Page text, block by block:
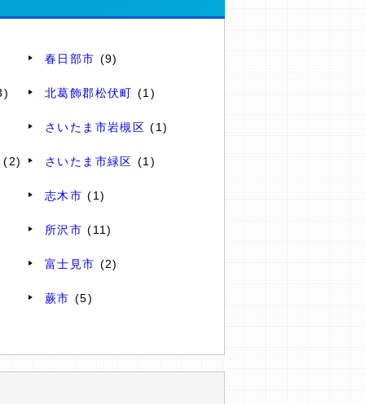
春日部市 (9)
北葛飾郡松伏町 (1)
さいたま市岩槻区 (1)
(2) さいたま市緑区 (1)
志木市 (1)
所沢市 (11)
富士見市 (2)
蕨市 (5)